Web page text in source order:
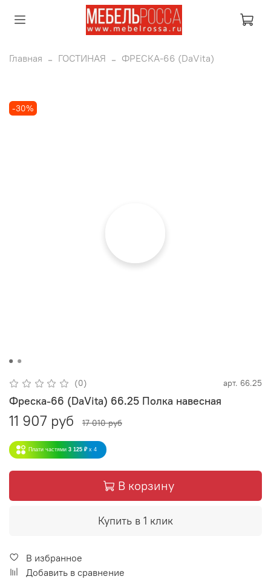
Главная ГОСТИНАЯ ФРЕСКА-66 (DaVita)
-30%
(0) арт. 66.25
Фреска-66 (DaVita) 66.25 Полка навесная
11 907 руб 17 010 руб
Плати частями 3 125 ₽ x 4
В корзину
Купить в 1 клик
В избранное
Добавить в сравнение